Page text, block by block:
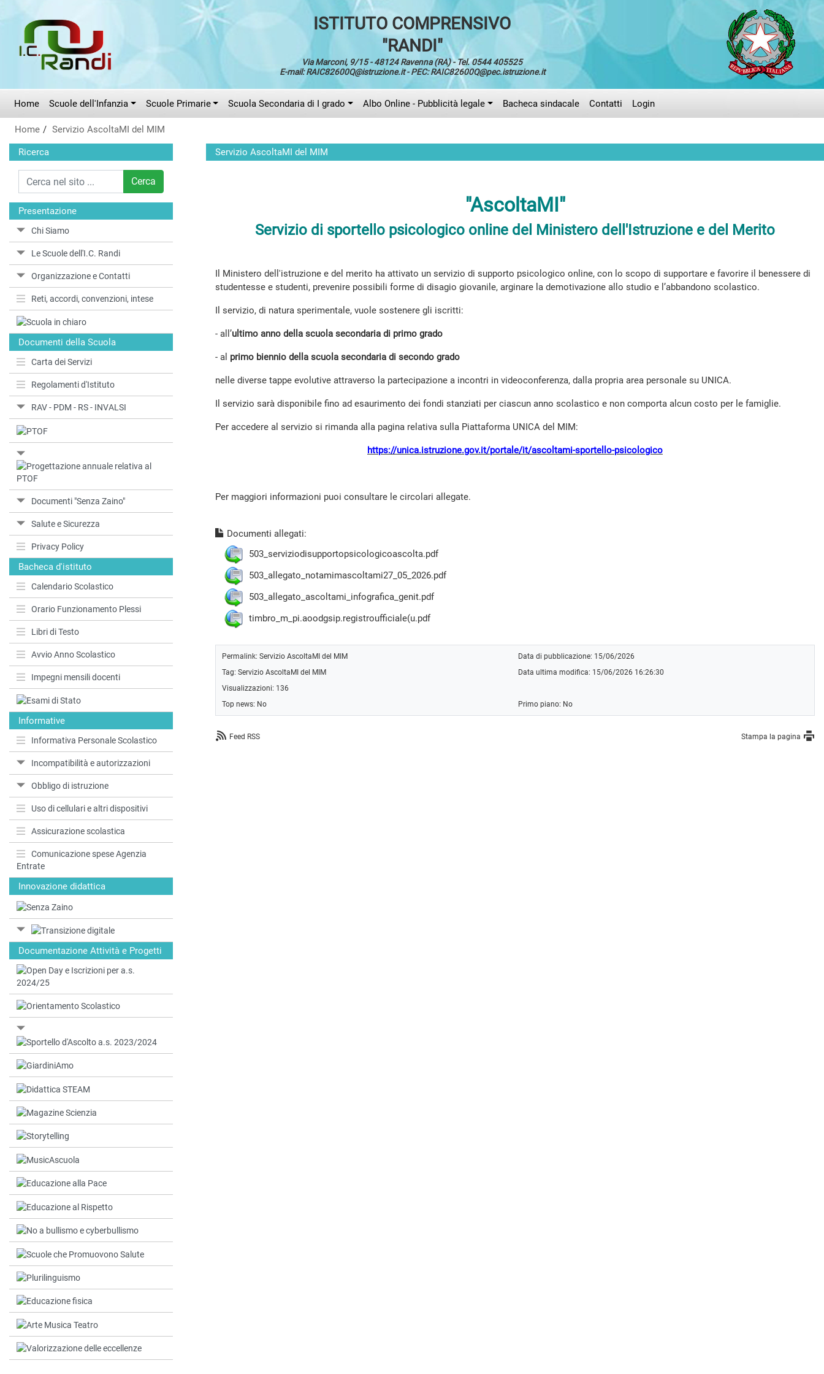
ISTITUTO COMPRENSIVO
"RANDI"
Via Marconi, 9/15 - 48124 Ravenna (RA) - Tel. 0544 405525
E-mail: RAIC82600Q@istruzione.it - PEC: RAIC82600Q@pec.istruzione.it
Home Scuole dell'Infanzia Scuole Primarie Scuola Secondaria di I grado Albo Online - Pubblicità legale Bacheca sindacale Contatti Login
Home Servizio AscoltaMI del MIM
Ricerca
Cerca
Presentazione
Chi Siamo
Le Scuole dell'I.C. Randi
Organizzazione e Contatti
Reti, accordi, convenzioni, intese
Documenti della Scuola
Carta dei Servizi
Regolamenti d'Istituto
RAV - PDM - RS - INVALSI
Documenti "Senza Zaino"
Salute e Sicurezza
Privacy Policy
Bacheca d'istituto
Calendario Scolastico
Orario Funzionamento Plessi
Libri di Testo
Avvio Anno Scolastico
Impegni mensili docenti
Informative
Informativa Personale Scolastico
Incompatibilità e autorizzazioni
Obbligo di istruzione
Uso di cellulari e altri dispositivi
Assicurazione scolastica
Comunicazione spese Agenzia
Entrate
Innovazione didattica
Documentazione Attività e Progetti
Servizio AscoltaMI del MIM
"AscoltaMI"
Servizio di sportello psicologico online del Ministero dell'Istruzione e del Merito
Il Ministero dell'istruzione e del merito ha attivato un servizio di supporto psicologico online, con lo scopo di supportare e favorire il benessere di
studentesse e studenti, prevenire possibili forme di disagio giovanile, arginare la demotivazione allo studio e l’abbandono scolastico.
Il servizio, di natura sperimentale, vuole sostenere gli iscritti:
- all’ultimo anno della scuola secondaria di primo grado
- al primo biennio della scuola secondaria di secondo grado
nelle diverse tappe evolutive attraverso la partecipazione a incontri in videoconferenza, dalla propria area personale su UNICA.
Il servizio sarà disponibile fino ad esaurimento dei fondi stanziati per ciascun anno scolastico e non comporta alcun costo per le famiglie.
Per accedere al servizio si rimanda alla pagina relativa sulla Piattaforma UNICA del MIM:
https://unica.istruzione.gov.it/portale/it/ascoltami-sportello-psicologico
Per maggiori informazioni puoi consultare le circolari allegate.
Documenti allegati:
503_serviziodisupportopsicologicoascolta.pdf
503_allegato_notamimascoltami27_05_2026.pdf
503_allegato_ascoltami_infografica_genit.pdf
timbro_m_pi.aoodgsip.registroufficiale(u.pdf
Permalink: Servizio AscoltaMI del MIM
Data di pubblicazione: 15/06/2026
Tag: Servizio AscoltaMI del MIM
Data ultima modifica: 15/06/2026 16:26:30
Visualizzazioni: 136
Top news: No
Primo piano: No
Feed RSS Stampa la pagina